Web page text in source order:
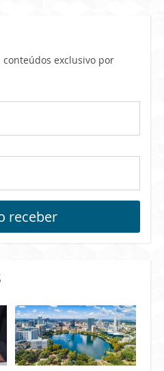
exclusivo por
receber